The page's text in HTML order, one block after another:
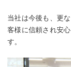
当社は今後も、更
客様に信頼され安
す。